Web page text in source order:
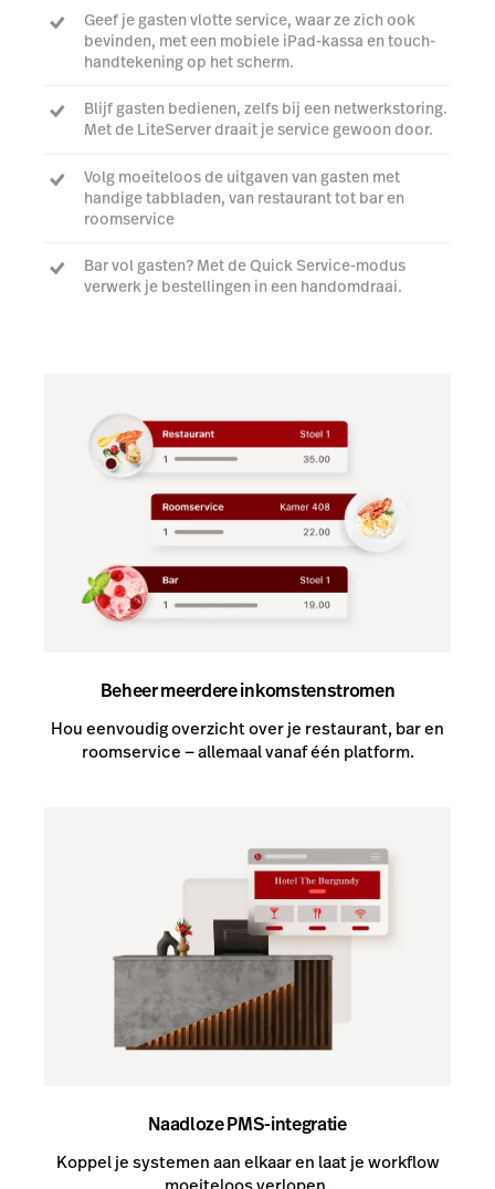
Geef je gasten vlotte service, waar ze zich ook
bevinden, met een mobiele iPad-kassa en touch-
handtekening op het scherm.
Blijf gasten bedienen, zelfs bij een netwerkstoring.
Met de LiteServer draait je service gewoon door.
Volg moeiteloos de uitgaven van gasten met
handige tabbladen, van restaurant tot bar en
roomservice
Bar vol gasten? Met de Quick Service-modus
verwerk je bestellingen in een handomdraai.
Beheer meerdere inkomstenstromen
Hou eenvoudig overzicht over je restaurant, bar en
roomservice — allemaal vanaf één platform.
Naadloze PMS-integratie
Koppel je systemen aan elkaar en laat je workflow